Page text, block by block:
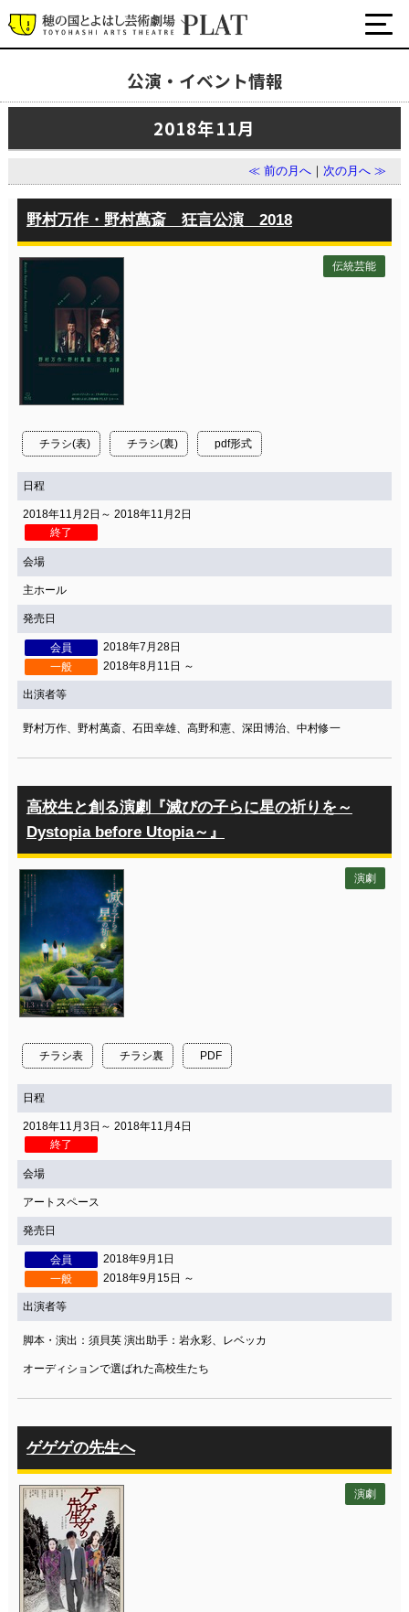
公式SNS
アクセシビリティ/
サービス
会員制度のご案内
座席表
プラットニュース 出版物・映像
サイトマップ トップに戻る
公演・イベント情報
2018年11月
≪ 前の月へ ｜次の月へ ≫
野村万作・野村萬斎 狂言公演 2018
チラシ(表) チラシ(裏) pdf形式
伝統芸能
日程
2018年11月2日～ 2018年11月2日
終了
会場
主ホール
発売日
会員
2018年7月28日
一般
2018年8月11日 ～
出演者等
野村万作、野村萬斎、石田幸雄、高野和憲、深田博治、中村修一
高校生と創る演劇『滅びの子らに星の祈りを～
Dystopia before Utopia～』
チラシ表 チラシ裏 PDF
演劇
日程
2018年11月3日～ 2018年11月4日
終了
会場
アートスペース
発売日
会員
2018年9月1日
一般
2018年9月15日 ～
出演者等
脚本・演出：須貝英 演出助手：岩永彩、レベッカ
オーディションで選ばれた高校生たち
ゲゲゲの先生へ
演劇
最新の公演・イベント情報
演劇・ダンス・音楽など
イベント
チケット・座席表・鑑賞サポートなど
施設の利用について